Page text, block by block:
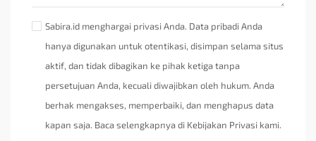
Sabira.id menghargai privasi Anda. Data pribadi Anda
hanya digunakan untuk otentikasi, disimpan selama situs
aktif, dan tidak dibagikan ke pihak ketiga tanpa
persetujuan Anda, kecuali diwajibkan oleh hukum. Anda
berhak mengakses, memperbaiki, dan menghapus data
kapan saja. Baca selengkapnya di Kebijakan Privasi kami.